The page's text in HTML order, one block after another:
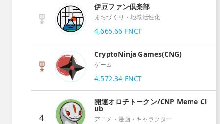
伊豆ファン倶楽部
まちづくり・地域活性化
4,665.66 FNCT
CryptoNinja Games(CNG)
ゲーム
4,572.34 FNCT
4
開運オロチトークン/CNP Meme Cl
ub
アニメ・漫画・キャラクター